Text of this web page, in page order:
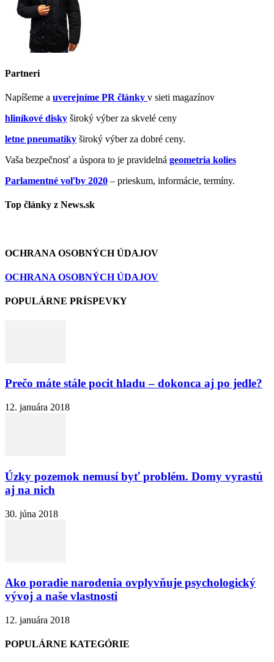
Partneri
Napíšeme a uverejníme PR články v sieti magazínov
hliníkové disky široký výber za skvelé ceny
letne pneumatiky široký výber za dobré ceny.
Vaša bezpečnosť a úspora to je pravidelná geometria kolies
Parlamentné voľby 2020 – prieskum, informácie, termíny.
Top články z News.sk
OCHRANA OSOBNÝCH ÚDAJOV
OCHRANA OSOBNÝCH ÚDAJOV
POPULÁRNE PRÍSPEVKY
Prečo máte stále pocit hladu – dokonca aj po jedle?
12. januára 2018
Úzky pozemok nemusí byť problém. Domy vyrastú
aj na nich
30. júna 2018
Ako poradie narodenia ovplyvňuje psychologický
vývoj a naše vlastnosti
12. januára 2018
POPULÁRNE KATEGÓRIE